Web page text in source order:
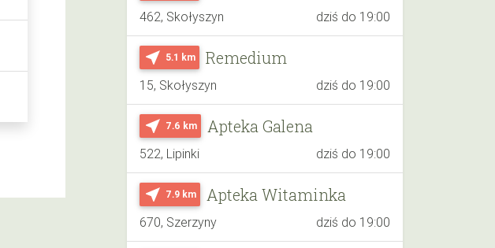
462, Skołyszyn dziś do 19:00
near_me 5.1 km Remedium
15, Skołyszyn dziś do 19:00
near_me 7.6 km Apteka Galena
522, Lipinki dziś do 19:00
near_me 7.9 km Apteka Witaminka
670, Szerzyny dziś do 19:00